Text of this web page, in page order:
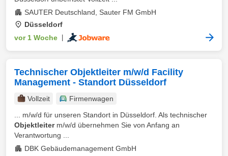
SAUTER Deutschland, Sauter FM GmbH
Düsseldorf
vor 1 Woche
Technischer Objektleiter m/w/d Facility
Management - Standort Düsseldorf
Vollzeit
Firmenwagen
... m/w/d für unseren Standort in Düsseldorf. Als technischer
Objektleiterm/w/d übernehmen Sie von Anfang an
Verantwortung ...
DBK Gebäudemanagement GmbH